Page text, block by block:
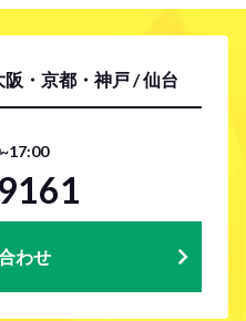
・京都・神戸 / 仙台
わせ